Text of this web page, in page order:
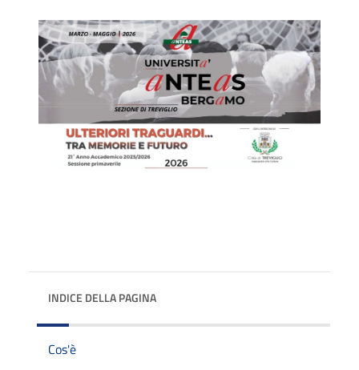
INDICE DELLA PAGINA
Cos'è